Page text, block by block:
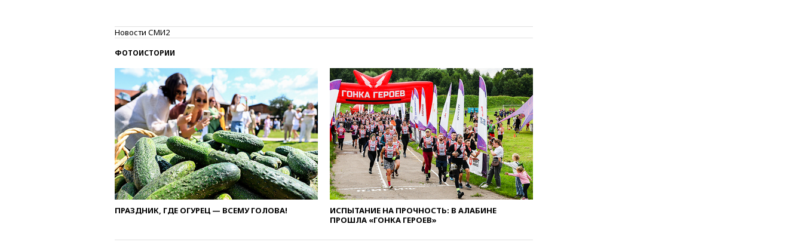
05:30ВМС Испании усилили
03:30В Минстрое сравнили
качество жилья в Нью-Йорке и
России
02:30Трамп попросил
отпустить его с круглого стола
в Госдепе, чтобы «вести
войну»
01:35Мигрант погиб при
попытке попасть из Марокко в
Сеуту на параплане
00:30FT: ЕС не готов принять в
блок Украину из-за уровня
Новости СМИ2
ФОТОИСТОРИИ
ПРАЗДНИК, ГДЕ ОГУРЕЦ — ВСЕМУ ГОЛОВА!
ИСПЫТАНИЕ НА ПРОЧНОСТЬ: В АЛАБИНЕ
ПРОШЛА «ГОНКА ГЕРОЕВ»